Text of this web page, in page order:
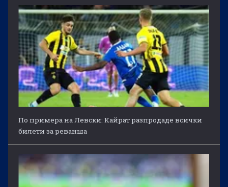
По примера на Левски: Кайрат разпродаде всички
билети за реванша